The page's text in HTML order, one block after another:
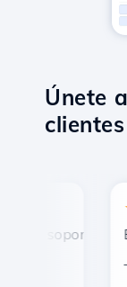
Únete
soporte técnico